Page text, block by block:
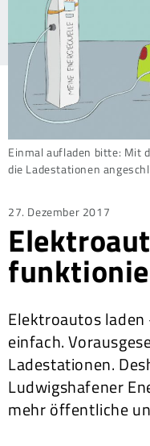
Einmal aufladen bitte: Mit
die Ladestationen
Posted
on
27. Dezember 2017
Elektroautos
einfach.
Ladestationen.
Ludwigshafener
mehr öffentliche